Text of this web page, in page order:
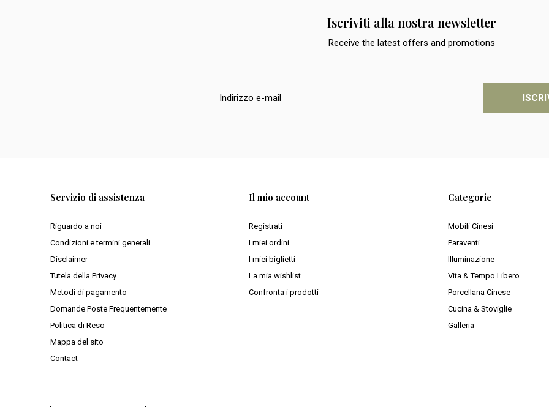
Iscriviti alla nostra newsletter
Receive the latest offers and promotions
Servizio di assistenza
Riguardo a noi
Condizioni e termini generali
Disclaimer
Tutela della Privacy
Metodi di pagamento
Domande Poste Frequentemente
Politica di Reso
Mappa del sito
Contact
Il mio account
Registrati
I miei ordini
I miei biglietti
La mia wishlist
Confronta i prodotti
Categorie
Mobili Cinesi
Paraventi
Illuminazione
Vita & Tempo Libero
Porcellana Cinese
Cucina & Stoviglie
Galleria